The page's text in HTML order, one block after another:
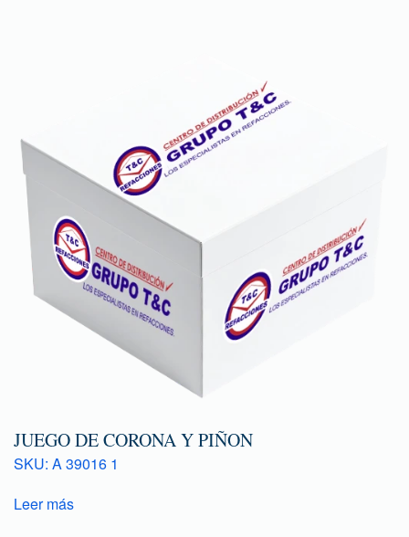
JUEGO DE CORONA Y PIÑON
SKU: A 39016 1
Leer más